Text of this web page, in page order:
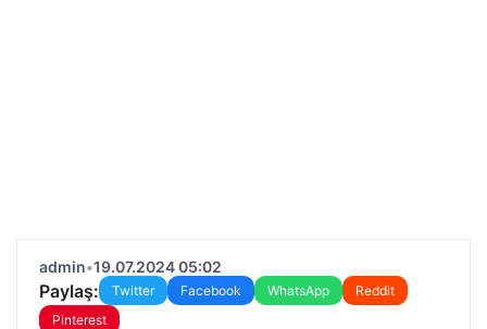
admin•19.07.2024 05:02
Paylaş: Twitter Facebook WhatsApp
Reddit
Pinterest